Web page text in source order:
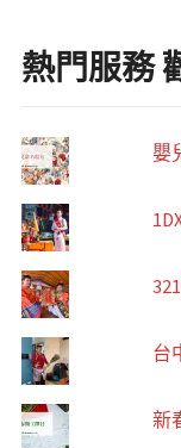
熱門服務
嬰
台
新